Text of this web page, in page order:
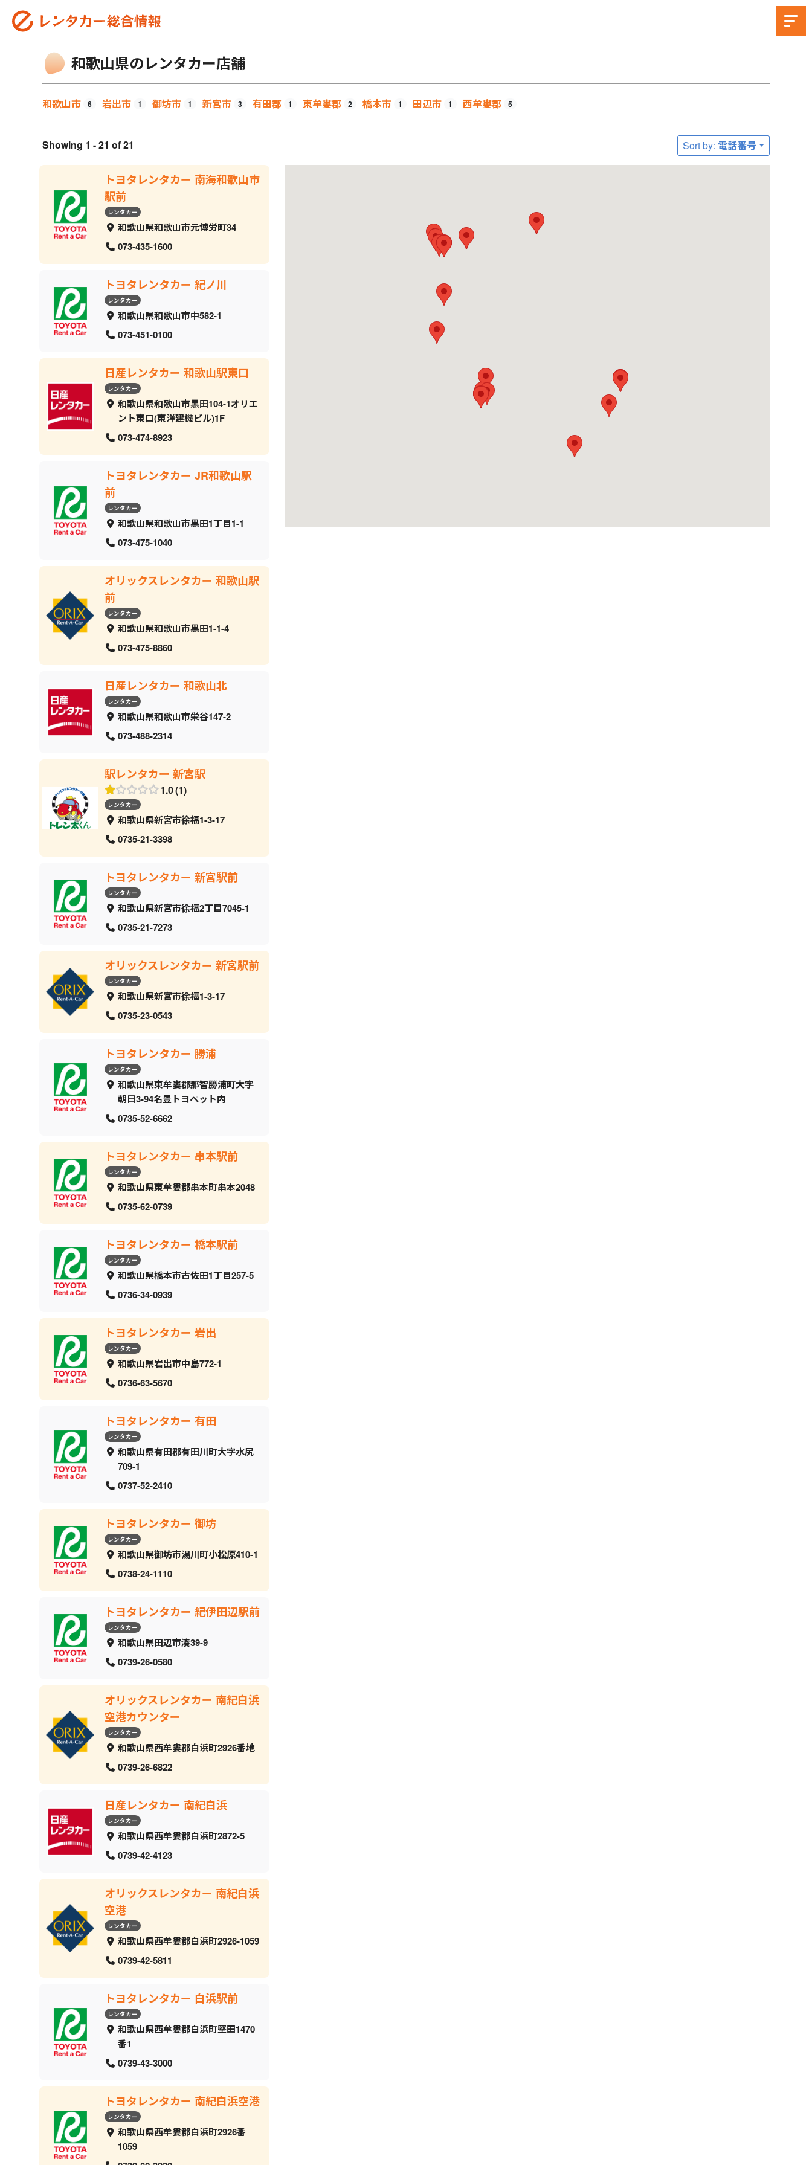
和歌山県のレンタカー店舗
和歌山市 6 岩出市 1 御坊市 1 新宮市 3 有田郡 1 東牟婁郡 2 橋本市 1 田辺市 1 西牟婁郡 5
Showing 1 - 21 of 21 Sort by: 電話番号
トヨタレンタカー 南海和歌山市
駅前
レンタカー
和歌山県和歌山市元博労町34
073-435-1600
トヨタレンタカー 紀ノ川
レンタカー
和歌山県和歌山市中582-1
073-451-0100
日産レンタカー 和歌山駅東口
レンタカー
和歌山県和歌山市黒田104-1オリエ
ント東口(東洋建機ビル)1F
073-474-8923
トヨタレンタカー JR和歌山駅
前
レンタカー
和歌山県和歌山市黒田1丁目1-1
073-475-1040
オリックスレンタカー 和歌山駅
前
レンタカー
和歌山県和歌山市黒田1-1-4
073-475-8860
日産レンタカー 和歌山北
レンタカー
和歌山県和歌山市栄谷147-2
073-488-2314
駅レンタカー 新宮駅
1.0 1
レンタカー
和歌山県新宮市徐福1-3-17
0735-21-3398
トヨタレンタカー 新宮駅前
レンタカー
和歌山県新宮市徐福2丁目7045-1
0735-21-7273
オリックスレンタカー 新宮駅前
レンタカー
和歌山県新宮市徐福1-3-17
0735-23-0543
トヨタレンタカー 勝浦
レンタカー
和歌山県東牟婁郡那智勝浦町大字
朝日3-94名豊トヨペット内
0735-52-6662
トヨタレンタカー 串本駅前
レンタカー
和歌山県東牟婁郡串本町串本2048
0735-62-0739
トヨタレンタカー 橋本駅前
レンタカー
和歌山県橋本市古佐田1丁目257-5
0736-34-0939
トヨタレンタカー 岩出
レンタカー
和歌山県岩出市中島772-1
0736-63-5670
トヨタレンタカー 有田
レンタカー
和歌山県有田郡有田川町大字水尻
709-1
0737-52-2410
トヨタレンタカー 御坊
レンタカー
和歌山県御坊市湯川町小松原410-1
0738-24-1110
トヨタレンタカー 紀伊田辺駅前
レンタカー
和歌山県田辺市湊39-9
0739-26-0580
オリックスレンタカー 南紀白浜
空港カウンター
レンタカー
和歌山県西牟婁郡白浜町2926番地
0739-26-6822
日産レンタカー 南紀白浜
レンタカー
和歌山県西牟婁郡白浜町2872-5
0739-42-4123
オリックスレンタカー 南紀白浜
空港
レンタカー
和歌山県西牟婁郡白浜町2926-1059
0739-42-5811
トヨタレンタカー 白浜駅前
レンタカー
和歌山県西牟婁郡白浜町堅田1470
番1
0739-43-3000
トヨタレンタカー 南紀白浜空港
レンタカー
和歌山県西牟婁郡白浜町2926番
1059